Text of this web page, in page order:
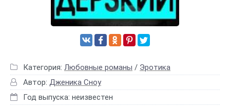
Категория: Любовные романы / Эротика
Автор: Дженика Сноу
Год выпуска: неизвестен